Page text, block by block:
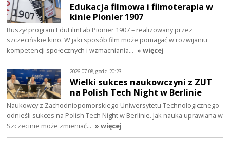
Edukacja filmowa i filmoterapia w
kinie Pionier 1907
Ruszył program EduFilmLab Pionier 1907 – realizowany przez
szczecińskie kino. W jaki sposób film może pomagać w rozwijaniu
kompetencji społecznych i wzmacniania… » więcej
2026-07-08, godz. 20:23
Wielki sukces naukowczyni z ZUT
na Polish Tech Night w Berlinie
Naukowcy z Zachodniopomorskiego Uniwersytetu Technologicznego
odnieśli sukces na Polish Tech Night w Berlinie. Jak nauka uprawiana w
Szczecinie może zmieniać… » więcej